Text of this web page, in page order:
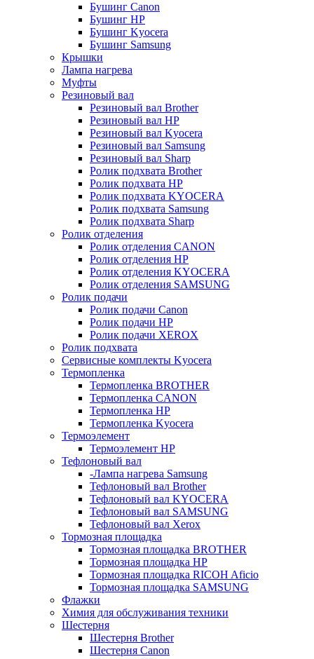
Бушинг Canon
Бушинг HP
Бушинг Kyocera
Бушинг Samsung
Крышки
Лампа нагрева
Муфты
Резиновый вал
Резиновый вал Brother
Резиновый вал HP
Резиновый вал Kyocera
Резиновый вал Samsung
Резиновый вал Sharp
Ролик подхвата Brother
Ролик подхвата HP
Ролик подхвата KYOCERA
Ролик подхвата Samsung
Ролик подхвата Sharp
Ролик отделения
Ролик отделения CANON
Ролик отделения HP
Ролик отделения KYOCERA
Ролик отделения SAMSUNG
Ролик подачи
Ролик подачи Canon
Ролик подачи HP
Ролик подачи XEROX
Ролик подхвата
Сервисные комплекты Kyocera
Термопленка
Термопленка BROTHER
Термопленка CANON
Термопленка HP
Термопленка Kyocera
Термоэлемент
Термоэлемент НР
Тефлоновый вал
-Лампа нагрева Samsung
Тефлоновый вал Brother
Тефлоновый вал KYOCERA
Тефлоновый вал SAMSUNG
Тефлоновый вал Xerox
Тормозная площадка
Тормозная площадка BROTHER
Тормозная площадка HP
Тормозная площадка RICOH Aficio
Тормозная площадка SAMSUNG
Флажки
Химия для обслуживания техники
Шестерня
Шестерня Brother
Шестерня Canon